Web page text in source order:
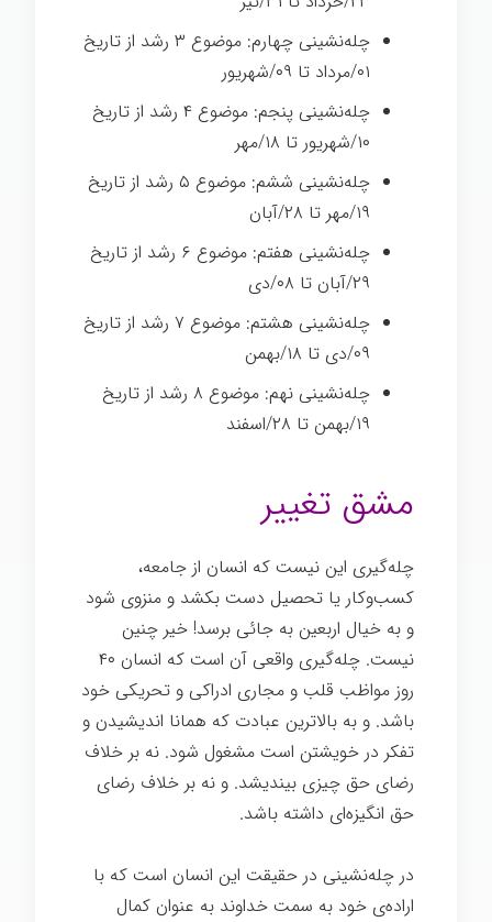
چله‌نشینی چهارم: موضوع ۳ رشد از تاریخ
۰۱/مرداد تا ۰۹/شهریور
چله‌نشینی پنجم: موضوع ۴ رشد از تاریخ
۱۰/شهریور تا ۱۸/مهر
چله‌نشینی ششم: موضوع ۵ رشد از تاریخ
۱۹/مهر تا ۲۸/آبان
چله‌نشینی هفتم: موضوع ۶ رشد از تاریخ
۲۹/آبان تا ۰۸/دی
چله‌نشینی هشتم: موضوع ۷ رشد از تاریخ
۰۹/دی تا ۱۸/بهمن
چله‌نشینی نهم: موضوع ۸ رشد از تاریخ
۱۹/بهمن تا ۲۸/اسفند
مشق تغییر
چله‌گیری این نیست که انسان از جامعه،
کسب‌وکار یا تحصیل دست بکشد و منزوی شود
و به خیال اربعین به جائی برسد! خیر چنین
نیست. چله‌گیری واقعی آن است که انسان ۴۰
روز مواظب قلب و مجاری ادراکی و تحریکی خود
باشد. و به بالاترین عبادت که همانا اندیشیدن و
تفکر در خویشتن است مشغول شود. نه بر خلاف
رضای حق چیزی بیندیشد. و نه بر خلاف رضای
حق انگیزه‌ای داشته باشد.
در چله‌نشینی در حقیقت این انسان است که با
اراده‌ی خود به سمت خداوند به عنوان کمال